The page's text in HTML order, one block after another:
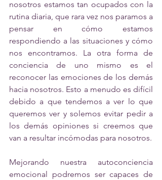
nosotros estamos tan ocupados con la
rutina diaria, que rara vez nos paramos a
pensar en cómo estamos
respondiendo a las situaciones y cómo
nos encontramos. La otra forma de
conciencia de uno mismo es el
reconocer las emociones de los demás
hacia nosotros. Esto a menudo es difícil
debido a que tendemos a ver lo que
queremos ver y solemos evitar pedir a
los demás opiniones si creemos que
van a resultar incómodas para nosotros.
Mejorando nuestra autoconciencia
emocional podremos ser capaces de